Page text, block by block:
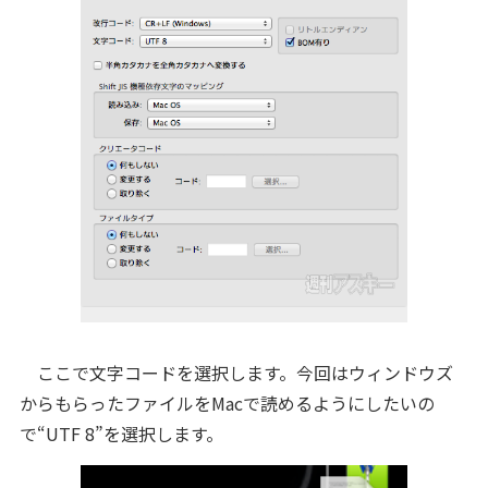
ここで文字コードを選択します。今回はウィンドウズ
からもらったファイルをMacで読めるようにしたいの
で“UTF 8”を選択します。